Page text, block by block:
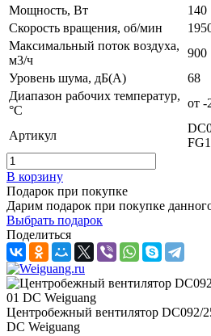
Мощность, Вт
140
Скорость вращения, об/мин
Максимальный поток воздуха,
м3/ч
900
Уровень шума, дБ(А)
68
Диапазон рабочих температур,
°C
от -
Артикул
В корзину
Подарок при покупке
Дарим подарок при покупке
Выбрать подарок
Поделиться
Центробежный вентилятор DC092/
DC Weiguang